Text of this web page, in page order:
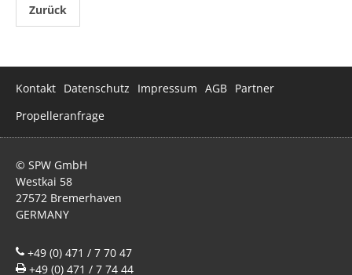
Zurück
Navigation
überspringen
Kontakt Datenschutz Impressum AGB Partner
Propelleranfrage
© SPW GmbH
Westkai 58
27572 Bremerhaven
GERMANY
+49 (0) 471 / 7 70 47
+49 (0) 471 / 7 74 44